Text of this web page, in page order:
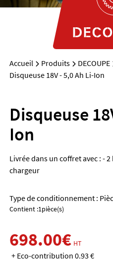
Accueil Produits DECOUPE
Disqueuse 18V - 5,0 Ah Li-Ion
Disqueuse
Ion
Livrée dans un coffret avec : -
chargeur
Type de conditionnement :
Contient :1pièce(s)
698.00€ HT
+ Eco-contribution 0.93 €